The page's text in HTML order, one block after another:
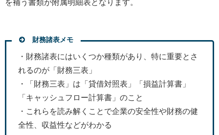
を補う書類が附属明細表となります。
財務諸表メモ
・財務諸表にはいくつか種類があり、特に重要とさ
れるのが「財務三表」
・「財務三表」は「貸借対照表」「損益計算書」
「キャッシュフロー計算書」のこと
・これらを読み解くことで企業の安全性や財務の健
全性、収益性などがわかる